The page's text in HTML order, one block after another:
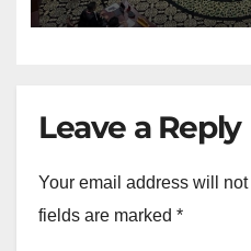
Leave a Reply
Your email address will
fields are marked *